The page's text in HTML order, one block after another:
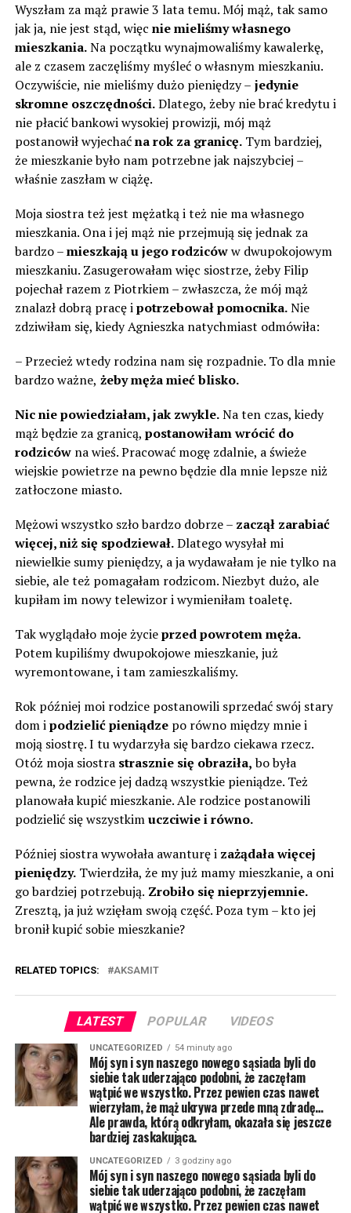
Wyszłam za mąż prawie 3 lata temu. Mój mąż, tak samo
jak ja, nie jest stąd, więc nie mieliśmy własnego
mieszkania.Na początku wynajmowaliśmy kawalerkę,
ale z czasem zaczęliśmy myśleć o własnym mieszkaniu.
Oczywiście, nie mieliśmy dużo pieniędzy – jedynie
skromne oszczędności.Dlatego, żeby nie brać kredytu i
nie płacić bankowi wysokiej prowizji, mój mąż
postanowił wyjechaćna rok za granicę.Tym bardziej,
że mieszkanie było nam potrzebne jak najszybciej –
właśnie zaszłam w ciążę.
Moja siostra też jest mężatką i też nie ma własnego
mieszkania. Ona i jej mąż nie przejmują się jednak za
bardzo –mieszkają u jego rodzicóww dwupokojowym
mieszkaniu. Zasugerowałam więc siostrze, żeby Filip
pojechał razem z Piotrkiem – zwłaszcza, że ​​mój mąż
znalazł dobrą pracę ipotrzebował pomocnika.Nie
zdziwiłam się, kiedy Agnieszka natychmiast odmówiła:
– Przecież wtedy rodzina nam się rozpadnie. To dla mnie
bardzo ważne, żeby męża mieć blisko.
Nic nie powiedziałam, jak zwykle.Na ten czas, kiedy
mąż będzie za granicą, postanowiłam wrócić do
rodzicówna wieś. Pracować mogę zdalnie, a świeże
wiejskie powietrze na pewno będzie dla mnie lepsze niż
zatłoczone miasto.
Mężowi wszystko szło bardzo dobrze – zaczął zarabiać
więcej, niż się spodziewał.Dlatego wysyłał mi
niewielkie sumy pieniędzy, a ja wydawałam je nie tylko na
siebie, ale też pomagałam rodzicom. Niezbyt dużo, ale
kupiłam im nowy telewizor i wymieniłam toaletę.
Tak wyglądało moje życieprzed powrotem męża.
Potem kupiliśmy dwupokojowe mieszkanie, już
wyremontowane, i tam zamieszkaliśmy.
Rok później moi rodzice postanowili sprzedać swój stary
dom ipodzielić pieniądzepo równo między mnie i
moją siostrę. I tu wydarzyła się bardzo ciekawa rzecz.
Otóż moja siostra strasznie się obraziła,bo była
pewna, że ​​rodzice jej dadzą wszystkie pieniądze. Też
planowała kupić mieszkanie. Ale rodzice postanowili
podzielić się wszystkimuczciwie i równo.
Później siostra wywołała awanturę izażądała więcej
pieniędzy.Twierdziła, że my ​​już mamy mieszkanie, a oni
go bardziej potrzebują. Zrobiło się nieprzyjemnie.
Zresztą, ja już wzięłam swoją część. Poza tym – kto jej
bronił kupić sobie mieszkanie?
RELATED TOPICS: AKSAMIT
LATEST POPULAR VIDEOS
UNCATEGORIZED 54 minuty ago
Mój syn i syn naszego nowego sąsiada byli do
siebie tak uderzająco podobni, że zaczęłam
wątpić we wszystko. Przez pewien czas nawet
wierzyłam, że mąż ukrywa przede mną zdradę…
Ale prawda, którą odkryłam, okazała się jeszcze
bardziej zaskakująca.
UNCATEGORIZED 3 godziny ago
Mój syn i syn naszego nowego sąsiada byli do
siebie tak uderzająco podobni, że zaczęłam
wątpić we wszystko. Przez pewien czas nawet